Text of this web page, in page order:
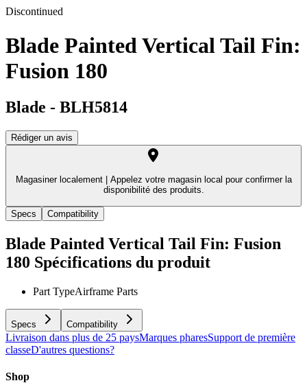
Discontinued
Blade Painted Vertical Tail Fin:
Fusion 180
Blade - BLH5814
Rédiger un avis
Magasiner localement |
Appelez votre magasin local pour confirmer la
disponibilité des produits.
Specs Compatibility
Blade Painted Vertical Tail Fin: Fusion
180 Spécifications du produit
Part TypeAirframe Parts
Specs Compatibility
Livraison dans plus de 25 paysMarques pharesSupport de première
classeD'autres questions?
Shop